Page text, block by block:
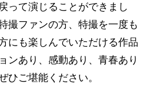
って演じることができまし
撮ファンの方、特撮を一度も
にも楽しんでいただける作品
ンあり、感動あり、青春あり
ひご堪能ください。